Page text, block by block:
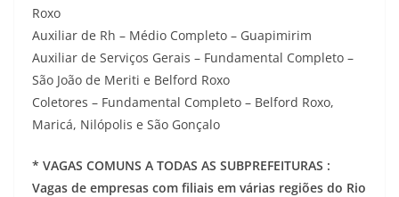
Roxo
Auxiliar de Rh – Médio Completo – Guapimirim
Auxiliar de Serviços Gerais – Fundamental Completo –
São João de Meriti e Belford Roxo
Coletores – Fundamental Completo – Belford Roxo,
Maricá, Nilópolis e São Gonçalo
* VAGAS COMUNS A TODAS AS SUBPREFEITURAS :
Vagas de empresas com filiais em várias regiões do Rio